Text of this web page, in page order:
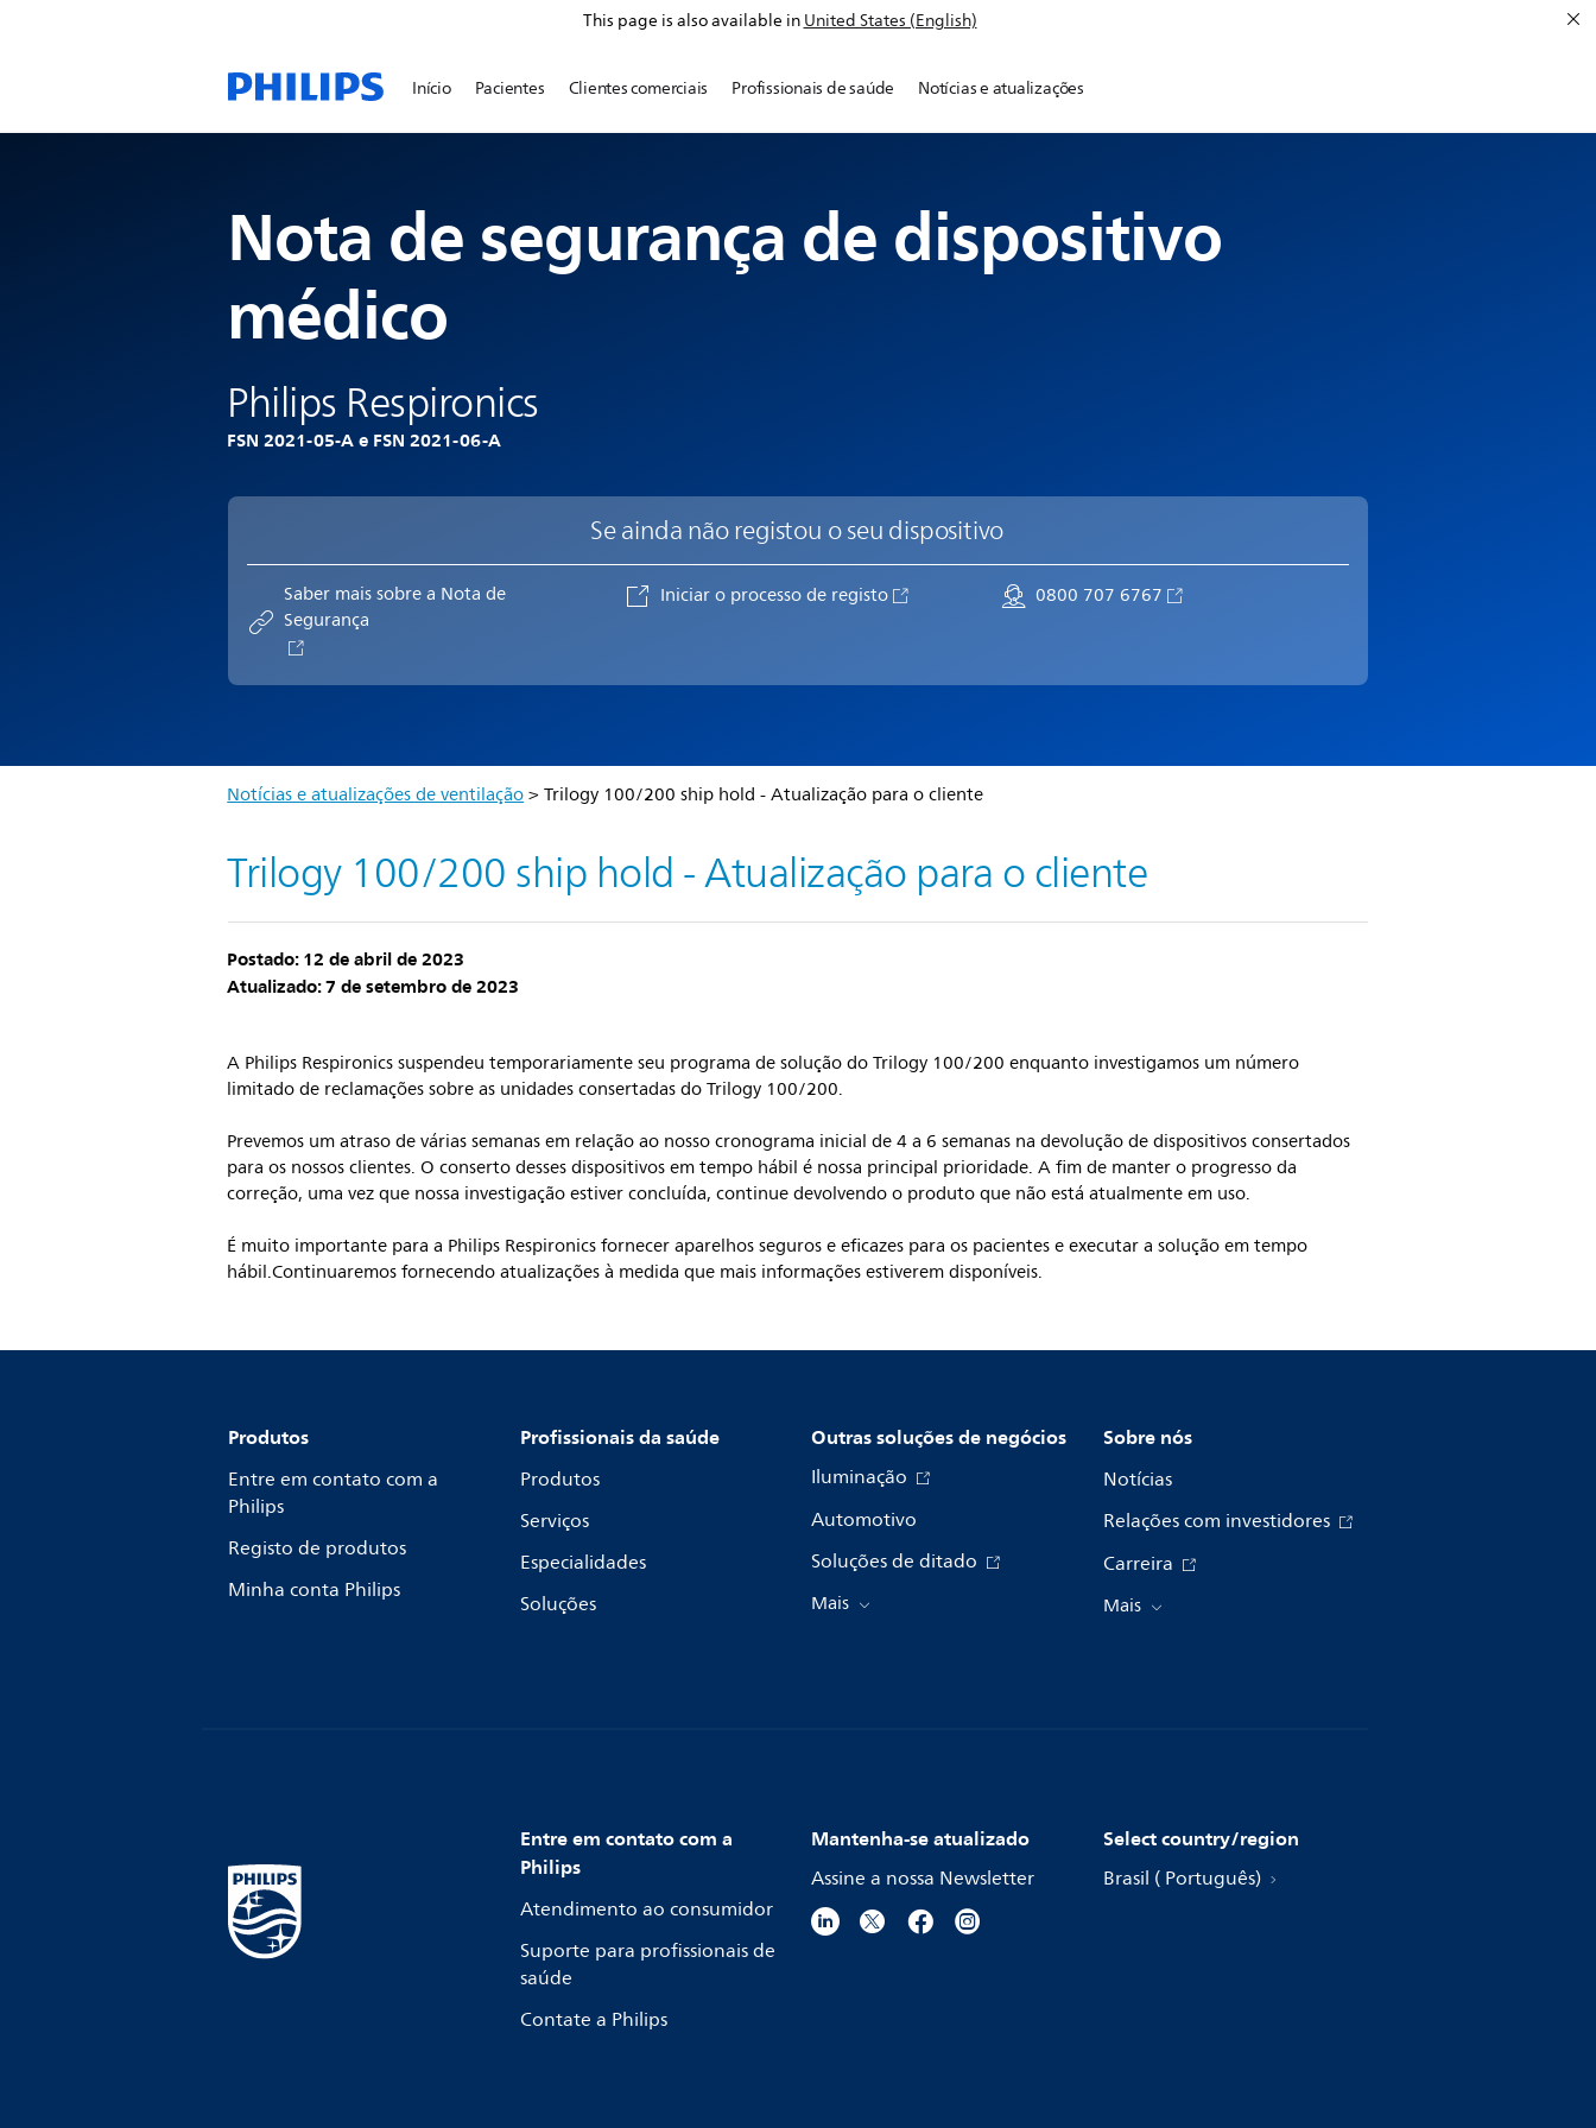
This page is also available inUnited States (English)
Início Pacientes Clientes comerciais Profissionais de saúde Notícias e atualizações
Nota de segurança de dispositivo
médico
Philips Respironics
FSN 2021-05-A e FSN 2021-06-A
Se ainda não registou o seu dispositivo
Saber mais sobre a Nota de
Segurança
Iniciar o processo de registo 0800 707 6767
Notícias e atualizações de ventilação> Trilogy 100/200 ship hold - Atualização para o cliente
Trilogy 100/200 ship hold - Atualização para o cliente
Postado: 12 de abril de 2023
Atualizado: 7 de setembro de 2023
A Philips Respironics suspendeu temporariamente seu programa de solução do Trilogy 100/200 enquanto investigamos um número
limitado de reclamações sobre as unidades consertadas do Trilogy 100/200.
Prevemos um atraso de várias semanas em relação ao nosso cronograma inicial de 4 a 6 semanas na devolução de dispositivos consertados
para os nossos clientes. O conserto desses dispositivos em tempo hábil é nossa principal prioridade. A fim de manter o progresso da
correção, uma vez que nossa investigação estiver concluída, continue devolvendo o produto que não está atualmente em uso.
É muito importante para a Philips Respironics fornecer aparelhos seguros e eficazes para os pacientes e executar a solução em tempo
hábil.Continuaremos fornecendo atualizações à medida que mais informações estiverem disponíveis.
Produtos
Entre em contato com a
Philips
Registo de produtos
Minha conta Philips
Profissionais da saúde
Produtos
Serviços
Especialidades
Soluções
Outras soluções de negócios
Iluminação
Automotivo
Soluções de ditado
Mais
Sobre nós
Notícias
Relações com investidores
Carreira
Mais
Entre em contato com a
Philips
Atendimento ao consumidor
Suporte para profissionais de
saúde
Contate a Philips
Mantenha-se atualizado
Assine a nossa Newsletter
Select country/region
Brasil ( Português)